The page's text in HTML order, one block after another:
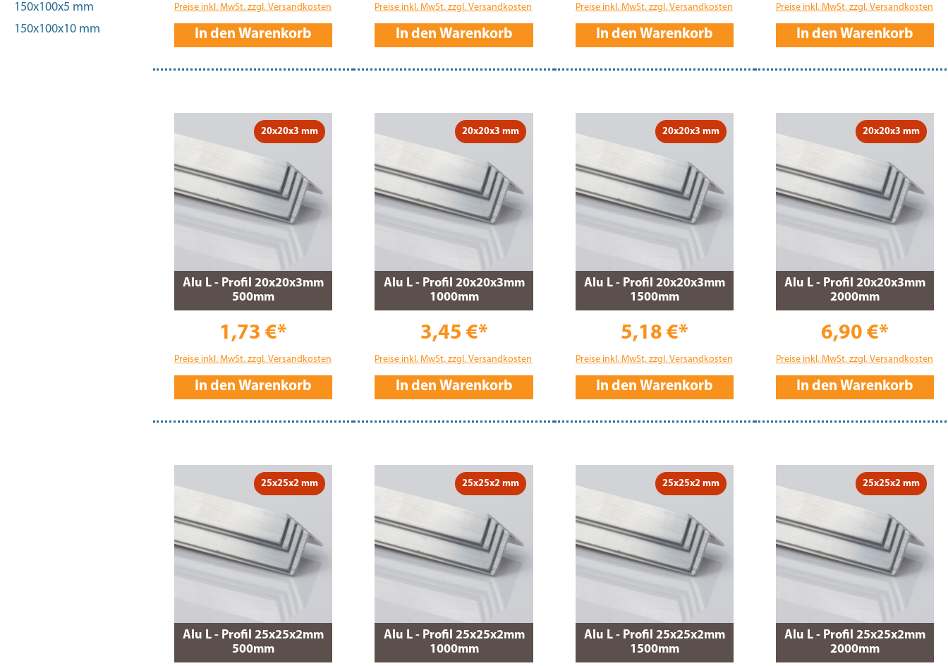
150x100x5 mm
150x100x10 mm
Preise inkl. MwSt. zzgl. Versandkosten
In den Warenkorb
Preise inkl. MwSt. zzgl. Versandkosten
In den Warenkorb
Preise inkl. MwSt. zzgl. Versandkosten
In den Warenkorb
Preise inkl. MwSt. zzgl. Versandkosten
In den Warenkorb
20x20x3 mm
Alu L - Profil 20x20x3mm
500mm
1,73 €*
Preise inkl. MwSt. zzgl. Versandkosten
In den Warenkorb
20x20x3 mm
Alu L - Profil 20x20x3mm
1000mm
3,45 €*
Preise inkl. MwSt. zzgl. Versandkosten
In den Warenkorb
20x20x3 mm
Alu L - Profil 20x20x3mm
1500mm
5,18 €*
Preise inkl. MwSt. zzgl. Versandkosten
In den Warenkorb
20x20x3 mm
Alu L - Profil 20x20x3mm
2000mm
6,90 €*
Preise inkl. MwSt. zzgl. Versandkosten
In den Warenkorb
25x25x2 mm
Alu L - Profil 25x25x2mm
500mm
25x25x2 mm
Alu L - Profil 25x25x2mm
1000mm
25x25x2 mm
Alu L - Profil 25x25x2mm
1500mm
25x25x2 mm
Alu L - Profil 25x25x2mm
2000mm